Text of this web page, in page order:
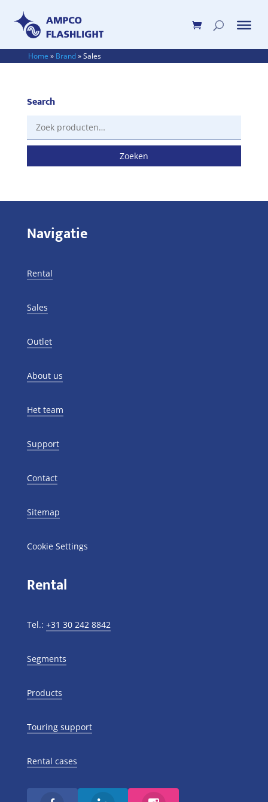
Home » Brand»Sales
Search
naar:
Zoeken
Navigatie
Rental
Sales
Outlet
About us
Het team
Support
Contact
Sitemap
Cookie Settings
Rental
Tel.: +31 30 242 8842
Segments
Products
Touring support
Rental cases